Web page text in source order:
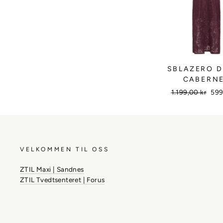
SBLAZERO
Vanlig
1.199,00 kr
VELKOMMEN TIL OSS
ZTIL Maxi | Sandnes
ZTIL Tvedtsenteret | Forus